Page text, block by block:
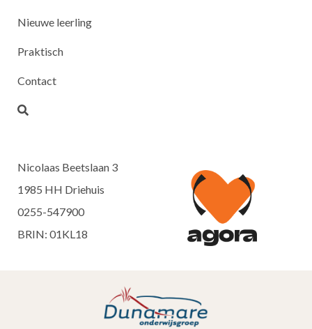
Nieuwe leerling
Praktisch
Contact
Nicolaas Beetslaan 3
1985 HH Driehuis
0255-547900
BRIN: 01KL18